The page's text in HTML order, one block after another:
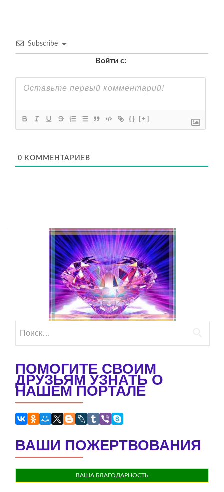
Subscribe
Войти с:
{} [+]
0 КОММЕНТАРИЕВ
ПОМОГИТЕ СВОИМ
ДРУЗЬЯМ УЗНАТЬ О
НАШЕМ ПОРТАЛЕ
ВАШИ ПОЖЕРТВОВАНИЯ
ВАША БЛАГОДАРНОСТЬ